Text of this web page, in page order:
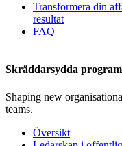
Transformera din
resultat
FAQ
Skräddarsydda program
Shaping new
teams.
Översikt